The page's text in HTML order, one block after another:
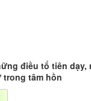
điều tổ tiên dạy,
tâm hồn